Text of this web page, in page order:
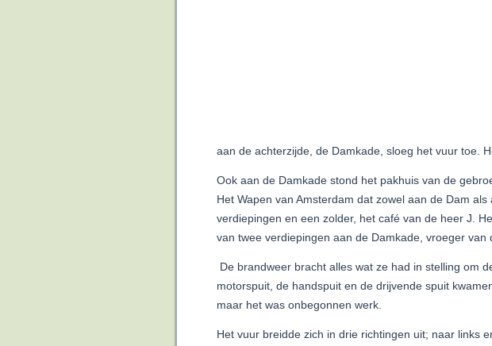
aan de achterzijde, de Damkade, sloeg het vuur toe.
Ook aan de Damkade stond het pakhuis van de
Het Wapen van Amsterdam dat zowel aan de Dam
verdiepingen en een zolder, het café van de heer J.
van twee verdiepingen aan de Damkade, vroeger van
De brandweer bracht alles wat ze had in stelling om
motorspuit, de handspuit en de drijvende spuit
maar het was onbegonnen werk.
Het vuur breidde zich in drie richtingen uit; naar links